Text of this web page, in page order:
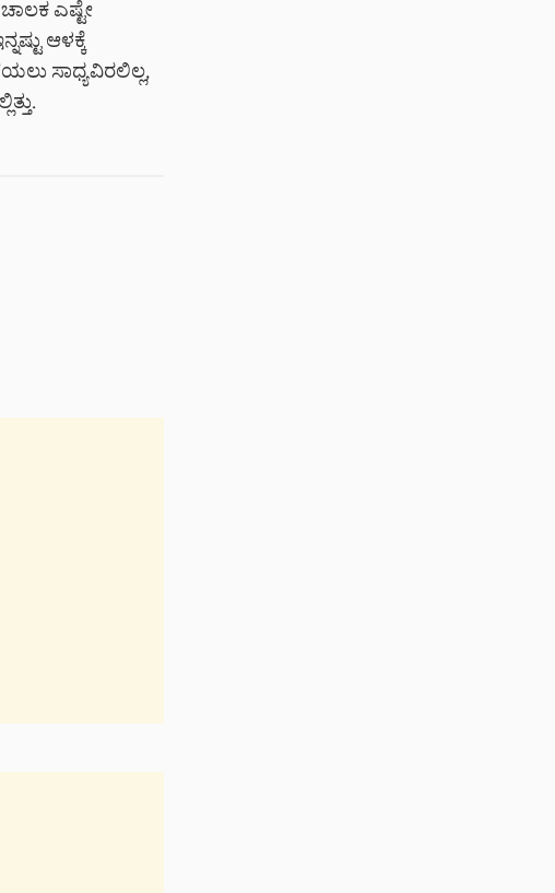
ಎಷ್ಟೇ
ಆಳಕ್ಕೆ
ಸಾಧ್ಯವಿರಲಿಲ್ಲ,